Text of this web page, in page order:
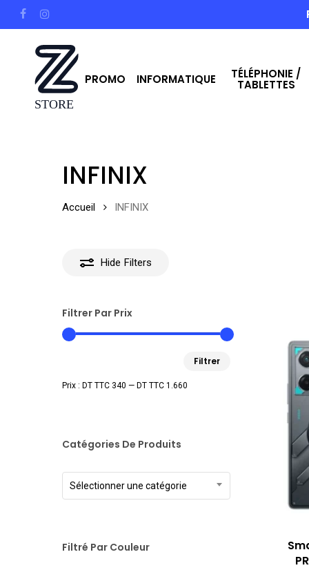
to
facebookinstagram
PROMO INFORMATIQUE TÉLÉPHONIE /
TABLETTES
INFINIX
Accueil INFINIX
Hide Filters
Filtrer Par Prix
Filtrer
Prix : DT TTC 340 — DT TTC 1.660
Catégories De Produits
Sélectionner une catégorie
Filtré Par Couleur